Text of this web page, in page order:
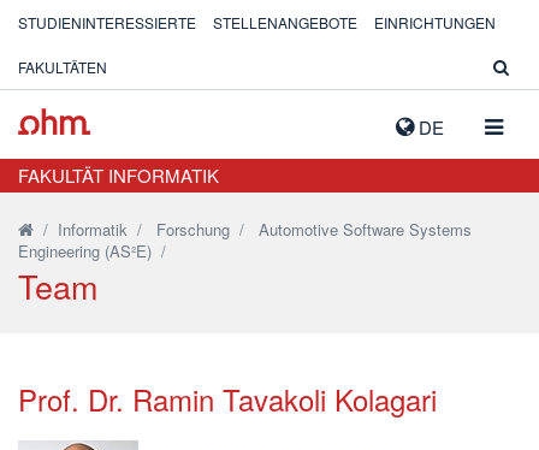
DE
STUDIENINTERESSIERTE STELLENANGEBOTE EINRICHTUNGEN
FAKULTÄTEN
FAKULTÄT INFORMATIK
/ Informatik / Forschung / Automotive Software Systems
Engineering (AS²E) /
Team
Prof. Dr. Ramin Tavakoli Kolagari